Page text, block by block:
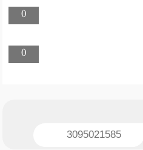
0
0
3095021585